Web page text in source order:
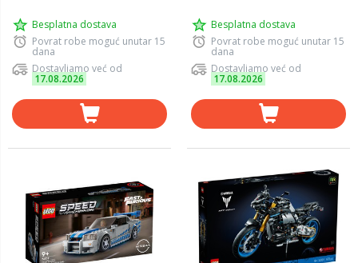
Besplatna dostava
Povrat robe moguć unutar 15
dana
Dostavljamo već od
17.08.2026
Besplatna dostava
Povrat robe moguć unutar 15
dana
Dostavljamo već od
17.08.2026